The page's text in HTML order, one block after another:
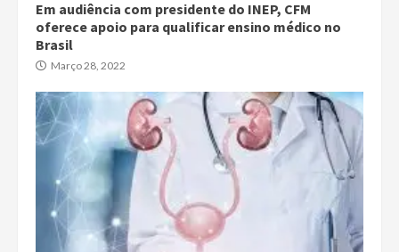
Em audiência com presidente do INEP, CFM
oferece apoio para qualificar ensino médico no
Brasil
Março 28, 2022